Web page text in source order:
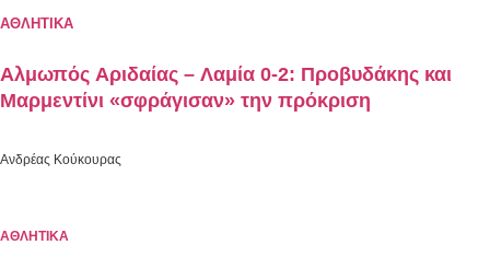
ΑΘΛΗΤΙΚΑ
Αλμωπός Αριδαίας – Λαμία 0-2: Προβυδάκης και
Μαρμεντίνι «σφράγισαν» την πρόκριση
Ανδρέας Κούκουρας
ΑΘΛΗΤΙΚΑ